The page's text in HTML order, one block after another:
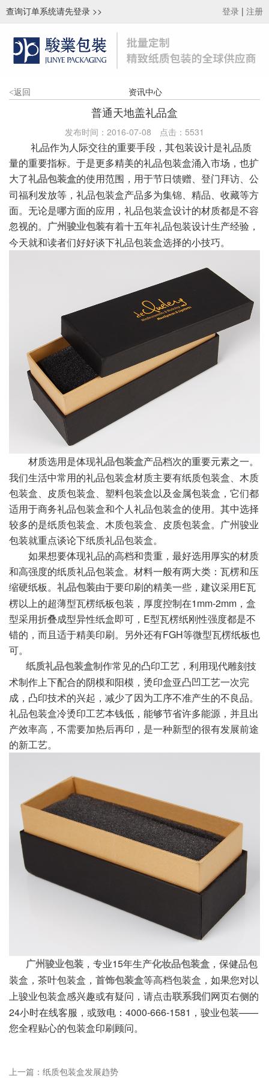
查询订单系统请先登录 >> 登录 | 注册
<返回 资讯中心
普通天地盖礼品盒
发布时间：2016-07-08 点击： 5531
礼品作为人际交往的重要手段，其包装设计是礼品质
量的重要指标。于是更多精美的礼品包装盒涌入市场，也扩
大了礼品包装盒的使用范围，用于节日馈赠、登门拜访、公
司福利发放等，礼品包装盒产品多为集锦、精品、收藏等方
面。无论是哪方面的应用，礼品包装盒设计的材质都是不容
忽视的。
广州骏业包装有着十五年礼品包装设计生产经验，
今天就和读者们好好谈下礼品包装盒选择的小技巧。
材质选用是体现礼品包装盒产品档次的重要元素之一。
我们生活中常用的礼品包装盒材质主要有纸质包装盒、木质
包装盒、皮质包装盒、塑料包装盒以及金属包装盒，它们都
适用于商务礼品包装盒和个人礼品包装盒的使用。其中选择
较多的是纸质包装盒、木质包装盒、皮质包装盒。广州骏业
包装就重点谈论下纸质礼品包装盒。
如果想要体现礼品的高档和贵重，最好选用厚实的材质
和高强度的纸质礼品包装盒。材料一般有两大类：瓦楞和压
缩硬纸板。
礼品包装由于要印刷的精美一些，建议采用E瓦
楞以上的超薄型瓦楞纸板包装，厚度控制在1mm-2mm，盒
型采用折叠成型异性纸盒即可，E型瓦楞纸刚性强度都是不
错的，而且适于精美印刷。另外还有FGH等微型瓦楞纸板也
可。
纸质礼品包装盒制作常见的凸印工艺，利用现代雕刻技
术制作上下配合的阴模和阳模，烫印盒亚凸凹工艺一次完
成，凸印技术的兴起，减少了因为工序不准产生的不良品。
礼品包装盒冷烫印工艺本钱低，能够节省许多能源，并且出
产效率高，不需要加热后再印，是一种新型的很有发展前途
的新工艺。
广州骏业包装 ，专业15年生产化妆品包装盒 ，保健品包
装盒，茶叶包装盒， 首饰包装盒等高档包装盒，如果您对以
上骏业包装盒感兴趣或有疑问，请点击联系我们网页右侧的
24小时在线客服，或致电：4000-666-1581，骏业包装——
您全程贴心的包装盒印刷顾问。
上一篇： 纸质包装盒发展趋势